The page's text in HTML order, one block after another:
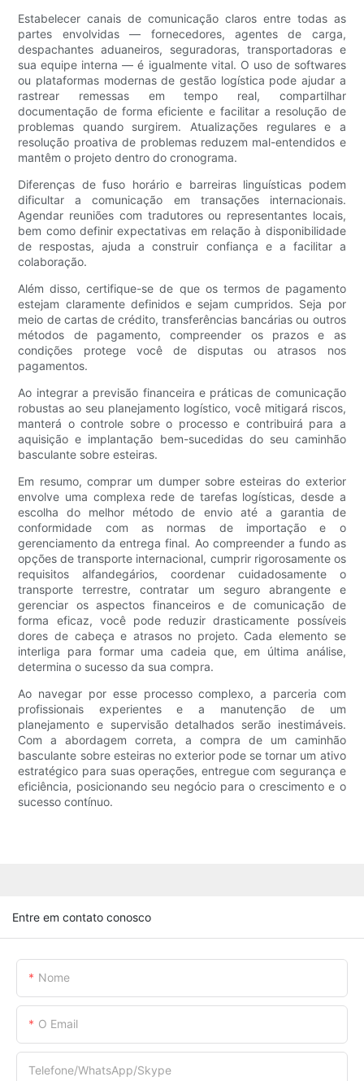
Estabelecer canais de comunicação claros entre todas as
partes envolvidas — fornecedores, agentes de carga,
despachantes aduaneiros, seguradoras, transportadoras e
sua equipe interna — é igualmente vital. O uso de softwares
ou plataformas modernas de gestão logística pode ajudar a
rastrear remessas em tempo real, compartilhar
documentação de forma eficiente e facilitar a resolução de
problemas quando surgirem. Atualizações regulares e a
resolução proativa de problemas reduzem mal-entendidos e
mantêm o projeto dentro do cronograma.
Diferenças de fuso horário e barreiras linguísticas podem
dificultar a comunicação em transações internacionais.
Agendar reuniões com tradutores ou representantes locais,
bem como definir expectativas em relação à disponibilidade
de respostas, ajuda a construir confiança e a facilitar a
colaboração.
Além disso, certifique-se de que os termos de pagamento
estejam claramente definidos e sejam cumpridos. Seja por
meio de cartas de crédito, transferências bancárias ou outros
métodos de pagamento, compreender os prazos e as
condições protege você de disputas ou atrasos nos
pagamentos.
Ao integrar a previsão financeira e práticas de comunicação
robustas ao seu planejamento logístico, você mitigará riscos,
manterá o controle sobre o processo e contribuirá para a
aquisição e implantação bem-sucedidas do seu caminhão
basculante sobre esteiras.
Em resumo, comprar um dumper sobre esteiras do exterior
envolve uma complexa rede de tarefas logísticas, desde a
escolha do melhor método de envio até a garantia de
conformidade com as normas de importação e o
gerenciamento da entrega final. Ao compreender a fundo as
opções de transporte internacional, cumprir rigorosamente os
requisitos alfandegários, coordenar cuidadosamente o
transporte terrestre, contratar um seguro abrangente e
gerenciar os aspectos financeiros e de comunicação de
forma eficaz, você pode reduzir drasticamente possíveis
dores de cabeça e atrasos no projeto. Cada elemento se
interliga para formar uma cadeia que, em última análise,
determina o sucesso da sua compra.
Ao navegar por esse processo complexo, a parceria com
profissionais experientes e a manutenção de um
planejamento e supervisão detalhados serão inestimáveis.
Com a abordagem correta, a compra de um caminhão
basculante sobre esteiras no exterior pode se tornar um ativo
estratégico para suas operações, entregue com segurança e
eficiência, posicionando seu negócio para o crescimento e o
sucesso contínuo.
Entre em contato conosco
Nome
O Email
Telefone/WhatsApp/Skype